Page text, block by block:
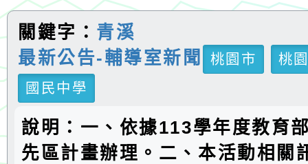
關鍵字： 青溪
最新公告-輔導室新聞
桃園市
桃
國民中學
說明：一、依據113學年度教育
先區計畫辦理。二、本活動相關